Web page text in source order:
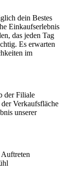
dein Bestes
Einkaufserlebnis
das jeden Tag
Es erwarten
im
der Filiale
Verkaufsfläche
unserer